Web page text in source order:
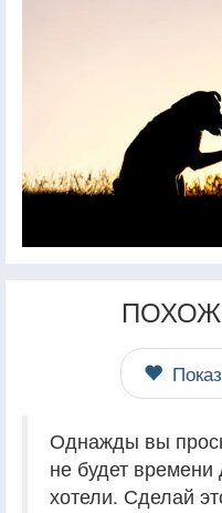
Однажды вы
не будет времени
хотели. Сделай